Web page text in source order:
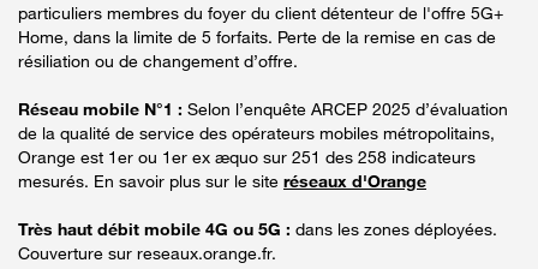
particuliers membres du foyer du client détenteur de l'offre 5G+
Home, dans la limite de 5 forfaits. Perte de la remise en cas de
résiliation ou de changement d’offre.
Réseau mobile N°1 : Selon l’enquête ARCEP 2025 d’évaluation
de la qualité de service des opérateurs mobiles métropolitains,
Orange est 1er ou 1er ex æquo sur 251 des 258 indicateurs
mesurés. En savoir plus sur le site réseaux d'Orange
Très haut débit mobile 4G ou 5G : dans les zones déployées.
Couverture sur reseaux.orange.fr.